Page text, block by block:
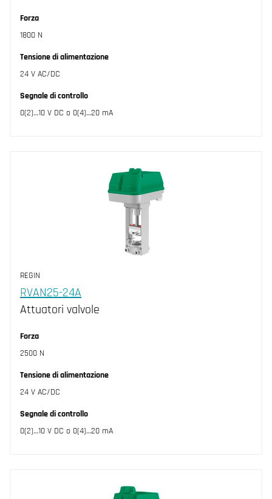
Forza
1800 N
Tensione di alimentazione
24 V AC/DC
Segnale di controllo
0(2)…10 V DC o 0(4)…20 mA
REGIN
RVAN25-24A
Attuatori valvole
Forza
2500 N
Tensione di alimentazione
24 V AC/DC
Segnale di controllo
0(2)…10 V DC o 0(4)…20 mA